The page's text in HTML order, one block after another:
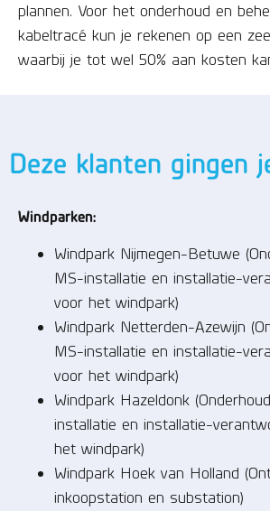
plannen. Voor het onderhoud en
kabeltracé kun je rekenen op een
waarbij je tot wel 50% aan kosten
Deze klanten gingen
Windparken:
Windpark Nijmegen-Betuwe
MS-installatie en installatie-
voor het windpark)
Windpark Netterden-Azewijn
MS-installatie en installatie-
voor het windpark)
Windpark Hazeldonk
installatie en installatie-
het windpark)
Windpark Hoek van Holland
inkoopstation en substation)